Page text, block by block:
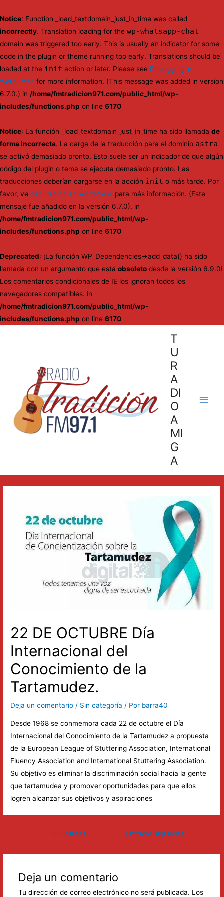
Notice: Function _load_textdomain_just_in_time was called
incorrectly. Translation loading for the wp-whatsapp-chat
domain was triggered too early. This is usually an indicator for some
code in the plugin or theme running too early. Translations should be
loaded at the init action or later. Please see Debugging in
WordPress for more information. (This message was added in version
6.7.0.) in /home/fmtradicion971.com/public_html/wp-
includes/functions.php on line 6170
Notice: La función _load_textdomain_just_in_time ha sido llamada de
forma incorrecta. La carga de la traducción para el dominio astra
se activó demasiado pronto. Esto suele ser un indicador de que algún
código del plugin o tema se ejecuta demasiado pronto. Las
traducciones deberían cargarse en la acción init o más tarde. Por
favor, ve depuración en WordPress para más información. (Este
mensaje fue añadido en la versión 6.7.0). in
/home/fmtradicion971.com/public_html/wp-
includes/functions.php on line 6170
Deprecated: ¡La función WP_Dependencies->add_data() ha sido
llamada con un argumento que está obsoleto desde la versión 6.9.0!
Los comentarios condicionales de IE los ignoran todos los
navegadores compatibles. in
/home/fmtradicion971.com/public_html/wp-
includes/functions.php on line 6170
T
U
R
A
DI
O
A
MI
G
A
22 DE OCTUBRE Día
Internacional del
Conocimiento de la
Tartamudez.
Deja un comentario / Sin categoría / Por barra40
Desde 1968 se conmemora cada 22 de octubre el Día
Internacional del Conocimiento de la Tartamudez a propuesta
de la European League of Stuttering Association, International
Fluency Association and International Stuttering Association.
Su objetivo es eliminar la discriminación social hacia la gente
que tartamudea y promover oportunidades para que ellos
logren alcanzar sus objetivos y aspiraciones
Navegación
entradas
← Entrada
Entrada siguiente
Deja un comentario
Tu dirección de correo electrónico no será publicada. Los